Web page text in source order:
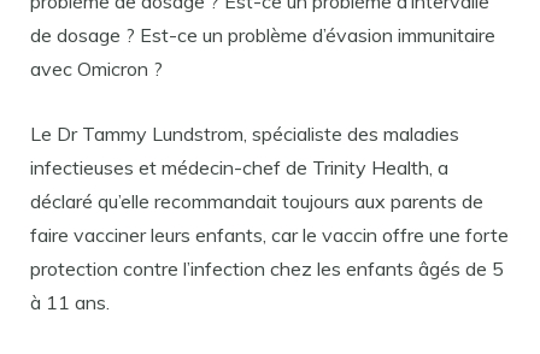
de dosage ? Est-ce un problème d’évasion immunitaire
avec Omicron ?
Le Dr Tammy Lundstrom, spécialiste des maladies
infectieuses et médecin-chef de Trinity Health, a
déclaré qu’elle recommandait toujours aux parents de
faire vacciner leurs enfants, car le vaccin offre une forte
protection contre l’infection chez les enfants âgés de 5
à 11 ans.